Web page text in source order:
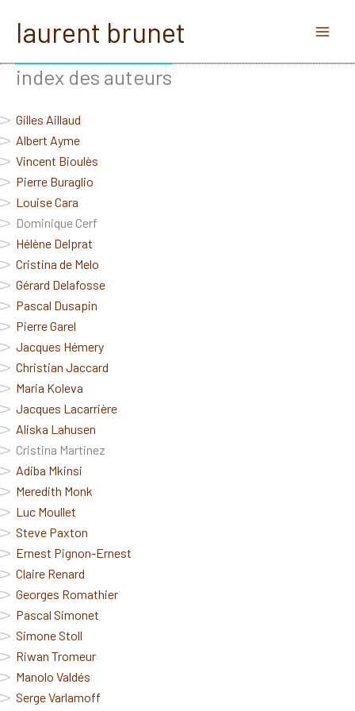
laurent brunet
index des auteurs
Gilles Aillaud
Albert Ayme
Vincent Bioulès
Pierre Buraglio
Louise Cara
Dominique Cerf
Hélène Delprat
Cristina de Melo
Gérard Delafosse
Pascal Dusapin
Pierre Garel
Jacques Hémery
Christian Jaccard
Maria Koleva
Jacques Lacarrière
Aliska Lahusen
Cristina Martinez
Adiba Mkinsi
Meredith Monk
Luc Moullet
Steve Paxton
Ernest Pignon-Ernest
Claire Renard
Georges Romathier
Pascal Simonet
Simone Stoll
Riwan Tromeur
Manolo Valdés
Serge Varlamoff